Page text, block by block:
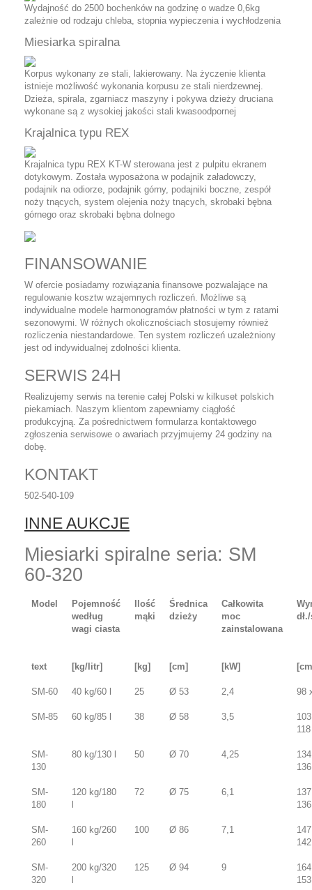
Wydajność do 2500 bochenków na godzinę o wadze 0,6kg
zależnie od rodzaju chleba, stopnia wypieczenia i wychłodzenia
Miesiarka spiralna
Korpus wykonany ze stali, lakierowany. Na życzenie klienta
istnieje możliwość wykonania korpusu ze stali nierdzewnej.
Dzieża, spirala, zgarniacz maszyny i pokywa dzieży druciana
wykonane są z wysokiej jakości stali kwasoodpornej
Krajalnica typu REX
Krajalnica typu REX KT-W sterowana jest z pulpitu ekranem
dotykowym. Została wyposażona w podajnik załadowczy,
podajnik na odiorze, podajnik górny, podajniki boczne, zespół
noży tnących, system olejenia noży tnących, skrobaki bębna
górnego oraz skrobaki bębna dolnego
FINANSOWANIE
W ofercie posiadamy rozwiązania finansowe pozwalające na
regulowanie kosztw wzajemnych rozliczeń. Możliwe są
indywidualne modele harmonogramów płatności w tym z ratami
sezonowymi. W różnych okolicznościach stosujemy również
rozliczenia niestandardowe. Ten system rozliczeń uzależniony
jest od indywidualnej zdolności klienta.
SERWIS 24H
Realizujemy serwis na terenie całej Polski w kilkuset polskich
piekarniach. Naszym klientom zapewniamy ciągłość
produkcyjną. Za pośrednictwem formularza kontaktowego
zgłoszenia serwisowe o awariach przyjmujemy 24 godziny na
dobę.
KONTAKT
502-540-109
INNE AUKCJE
Miesiarki spiralne seria: SM
60-320
Model
Pojemność
według
wagi ciasta
Ilość
mąki
Średnica
dzieży
Całkowita
moc
zainstalowana
text [kg/litr] [kg] [cm] [kW]
SM-60 40 kg/60 l 25 Ø 53 2,4 98
SM-85 60 kg/85 l 38 Ø 58 3,5
118
SM-
130
80 kg/130 l 50 Ø 70 4,25
136
SM-
180
120 kg/180
l
72 Ø 75 6,1
136
SM-
260
160 kg/260
l
100 Ø 86 7,1
142
SM-
320
200 kg/320
l
125 Ø 94 9
153